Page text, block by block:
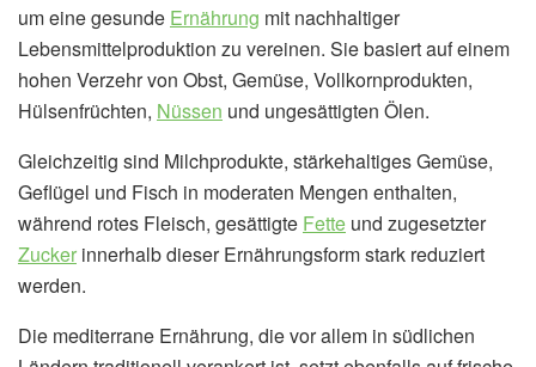
um eine gesunde Ernährung mit nachhaltiger
Lebensmittelproduktion zu vereinen. Sie basiert auf einem
hohen Verzehr von Obst, Gemüse, Vollkornprodukten,
Hülsenfrüchten, Nüssen und ungesättigten Ölen.
Gleichzeitig sind Milchprodukte, stärkehaltiges Gemüse,
Geflügel und Fisch in moderaten Mengen enthalten,
während rotes Fleisch, gesättigte Fette und zugesetzter
Zucker innerhalb dieser Ernährungsform stark reduziert
werden.
Die mediterrane Ernährung, die vor allem in südlichen